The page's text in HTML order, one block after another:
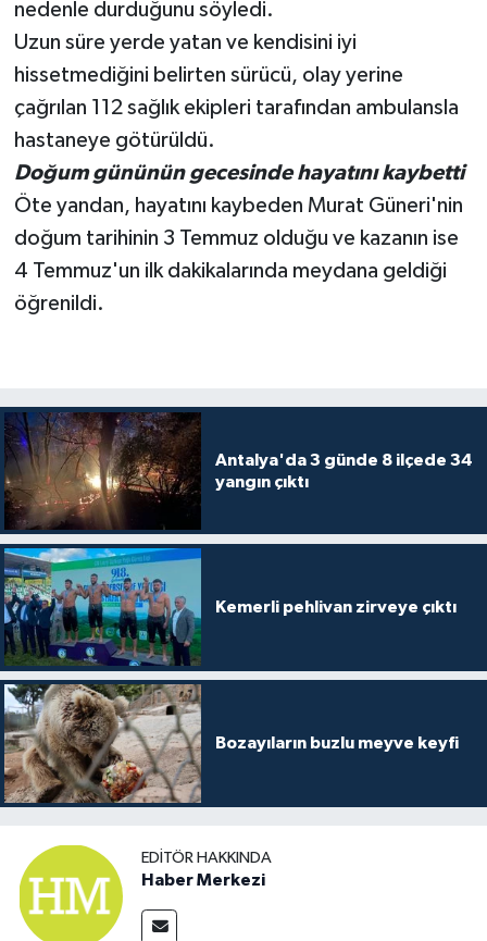
nedenle durduğunu söyledi.
Uzun süre yerde yatan ve kendisini iyi
hissetmediğini belirten sürücü, olay yerine
çağrılan 112 sağlık ekipleri tarafından ambulansla
hastaneye götürüldü.
Doğum gününün gecesinde hayatını kaybetti
Öte yandan, hayatını kaybeden Murat Güneri'nin
doğum tarihinin 3 Temmuz olduğu ve kazanın ise
4 Temmuz'un ilk dakikalarında meydana geldiği
öğrenildi.
Antalya'da 3 günde 8 ilçede 34
yangın çıktı
Kemerli pehlivan zirveye çıktı
Bozayıların buzlu meyve keyfi
EDITÖR HAKKINDA
Haber Merkezi